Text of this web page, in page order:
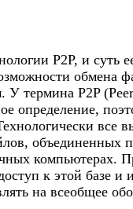
Р2Р, и суть
обмена
У термина P2P
определение,
все
объединенных
компьютерах.
к этой базе и
на всеобщее